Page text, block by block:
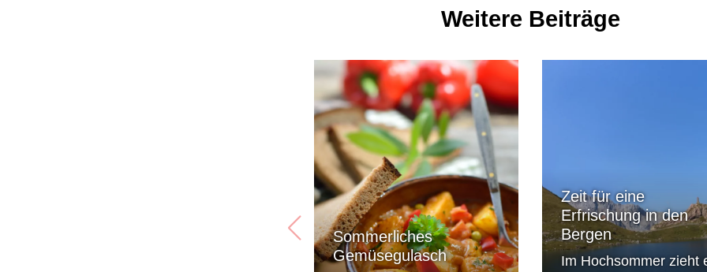
Weitere Beiträge
Sommerliches
Gemüsegulasch
Zeit für eine
Erfrischung in den
Bergen
Im Hochsommer zieht